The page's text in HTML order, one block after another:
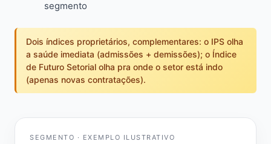
segmento
Dois índices proprietários, complementares: o IPS olha
a saúde imediata (admissões + demissões); o Índice
de Futuro Setorial olha pra onde o setor está indo
(apenas novas contratações).
SEGMENTO · EXEMPLO ILUSTRATIVO